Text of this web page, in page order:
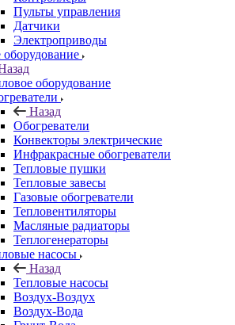
Пульты управления
Датчики
Электроприводы
оборудование
оборудование
Назад
Обогреватели
Конвекторы электрические
Инфракрасные обогреватели
Тепловые пушки
Тепловые завесы
Газовые обогреватели
Тепловентиляторы
Масляные радиаторы
Теплогенераторы
насосы
Назад
Тепловые насосы
Воздух-Воздух
Воздух-Вода